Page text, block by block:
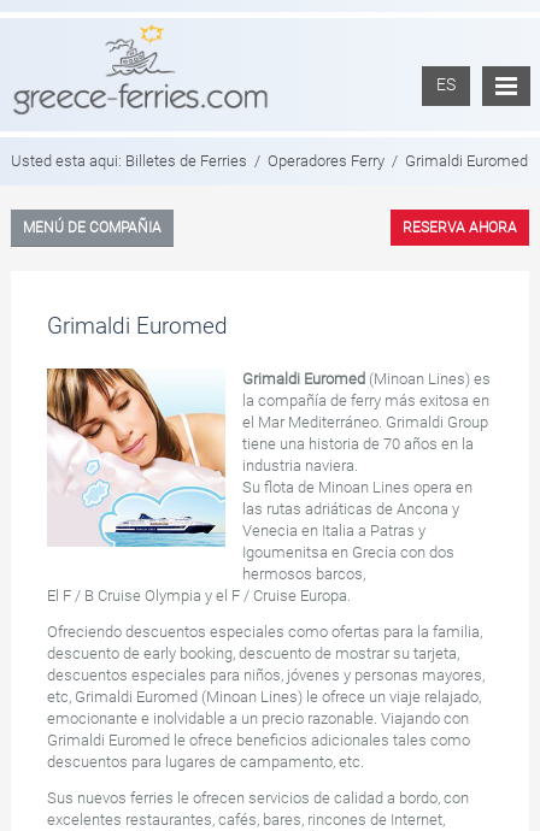
ES
Usted esta aqui: Billetes de Ferries / Operadores Ferry / Grimaldi Euromed
MENÚ DE COMPAÑIA RESERVA AHORA
Grimaldi Euromed
Grimaldi Euromed (Minoan Lines) es
la compañía de ferry más exitosa en
el Mar Mediterráneo. Grimaldi Group
tiene una historia de 70 años en la
industria naviera.
Su flota de Minoan Lines opera en
las rutas adriáticas de Ancona y
Venecia en Italia a Patras y
Igoumenitsa en Grecia con dos
hermosos barcos,
El F / B Cruise Olympia y el F / Cruise Europa.
Ofreciendo descuentos especiales como ofertas para la familia,
descuento de early booking, descuento de mostrar su tarjeta,
descuentos especiales para niños, jóvenes y personas mayores,
etc, Grimaldi Euromed (Minoan Lines) le ofrece un viaje relajado,
emocionante e inolvidable a un precio razonable. Viajando con
Grimaldi Euromed le ofrece beneficios adicionales tales como
descuentos para lugares de campamento, etc.
Sus nuevos ferries le ofrecen servicios de calidad a bordo, con
excelentes restaurantes, cafés, bares, rincones de Internet,